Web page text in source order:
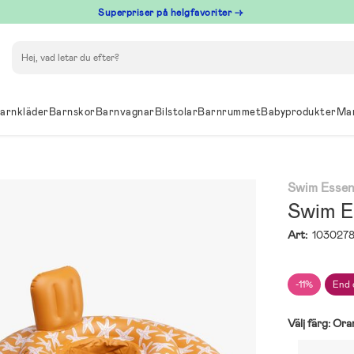
Superpriser på helgfavoriter →
BarnskorBarnvagnarBilstolarBarnrummetBabyprodukter
Swim
Swim
Art:
-11% End
Välj färg: